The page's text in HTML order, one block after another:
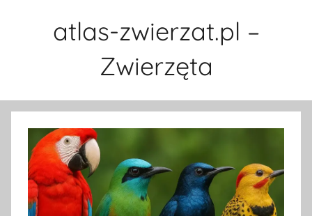
atlas-zwierzat.pl –
Zwierzęta